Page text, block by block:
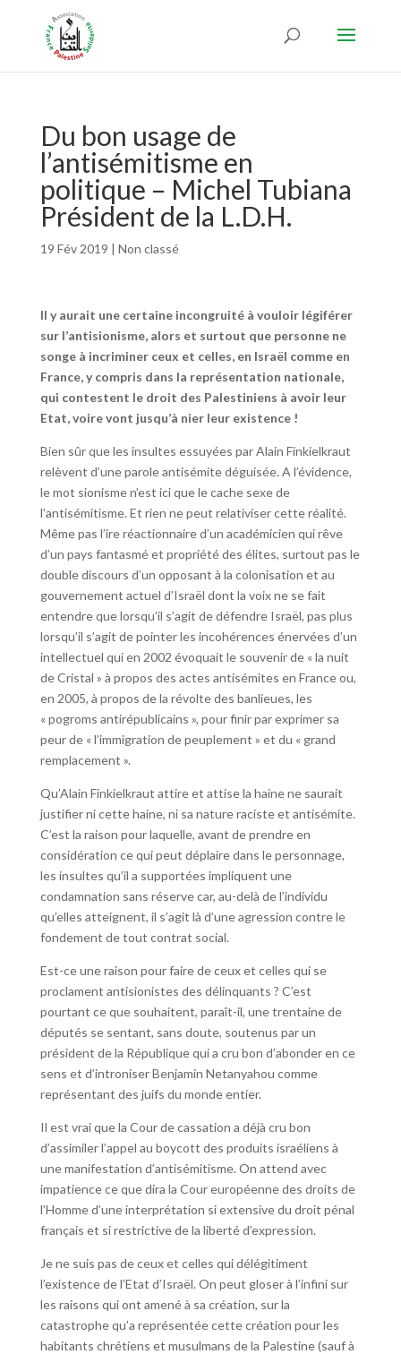
Du bon usage de
l’antisémitisme en
politique – Michel Tubiana
Président de la L.D.H.
19 Fév 2019 | Non classé
Il y aurait une certaine incongruité à vouloir légiférer
sur l’antisionisme, alors et surtout que personne ne
songe à incriminer ceux et celles, en Israël comme en
France, y compris dans la représentation nationale,
qui contestent le droit des Palestiniens à avoir leur
Etat, voire vont jusqu’à nier leur existence !
Bien sûr que les insultes essuyées par Alain Finkielkraut
relèvent d’une parole antisémite déguisée. A l’évidence,
le mot sionisme n’est ici que le cache sexe de
l’antisémitisme. Et rien ne peut relativiser cette réalité.
Même pas l’ire réactionnaire d’un académicien qui rêve
d’un pays fantasmé et propriété des élites, surtout pas le
double discours d’un opposant à la colonisation et au
gouvernement actuel d’Israël dont la voix ne se fait
entendre que lorsqu’il s’agit de défendre Israël, pas plus
lorsqu’il s’agit de pointer les incohérences énervées d’un
intellectuel qui en 2002 évoquait le souvenir de « la nuit
de Cristal » à propos des actes antisémites en France ou,
en 2005, à propos de la révolte des banlieues, les
« pogroms antirépublicains », pour finir par exprimer sa
peur de « l’immigration de peuplement » et du « grand
remplacement ».
Qu’Alain Finkielkraut attire et attise la haine ne saurait
justifier ni cette haine, ni sa nature raciste et antisémite.
C’est la raison pour laquelle, avant de prendre en
considération ce qui peut déplaire dans le personnage,
les insultes qu’il a supportées impliquent une
condamnation sans réserve car, au-delà de l’individu
qu’elles atteignent, il s’agit là d’une agression contre le
fondement de tout contrat social.
Est-ce une raison pour faire de ceux et celles qui se
proclament antisionistes des délinquants ? C’est
pourtant ce que souhaitent, paraît-il, une trentaine de
députés se sentant, sans doute, soutenus par un
président de la République qui a cru bon d’abonder en ce
sens et d’introniser Benjamin Netanyahou comme
représentant des juifs du monde entier.
Il est vrai que la Cour de cassation a déjà cru bon
d’assimiler l’appel au boycott des produits israéliens à
une manifestation d’antisémitisme. On attend avec
impatience ce que dira la Cour européenne des droits de
l’Homme d’une interprétation si extensive du droit pénal
français et si restrictive de la liberté d’expression.
Je ne suis pas de ceux et celles qui délégitiment
l’existence de l’Etat d’Israël. On peut gloser à l’infini sur
les raisons qui ont amené à sa création, sur la
catastrophe qu’a représentée cette création pour les
habitants chrétiens et musulmans de la Palestine (sauf à